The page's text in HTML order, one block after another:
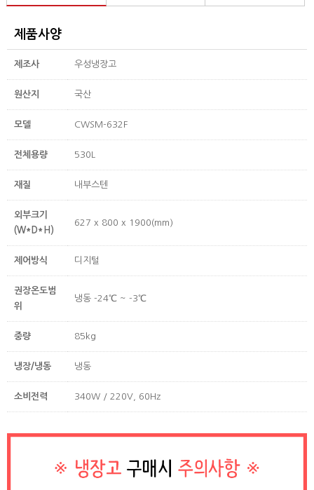
제품사양
제조사 우성냉장고
원산지 국산
모델 CWSM-632F
전체용량 530L
재질 내부스텐
외부크기
(W*D*H)
627 x 800 x 1900(mm)
제어방식 디지털
권장온도범
위
냉동 -24℃ ~ -3℃
중량 85kg
냉장/냉동 냉동
소비전력 340W / 220V, 60Hz